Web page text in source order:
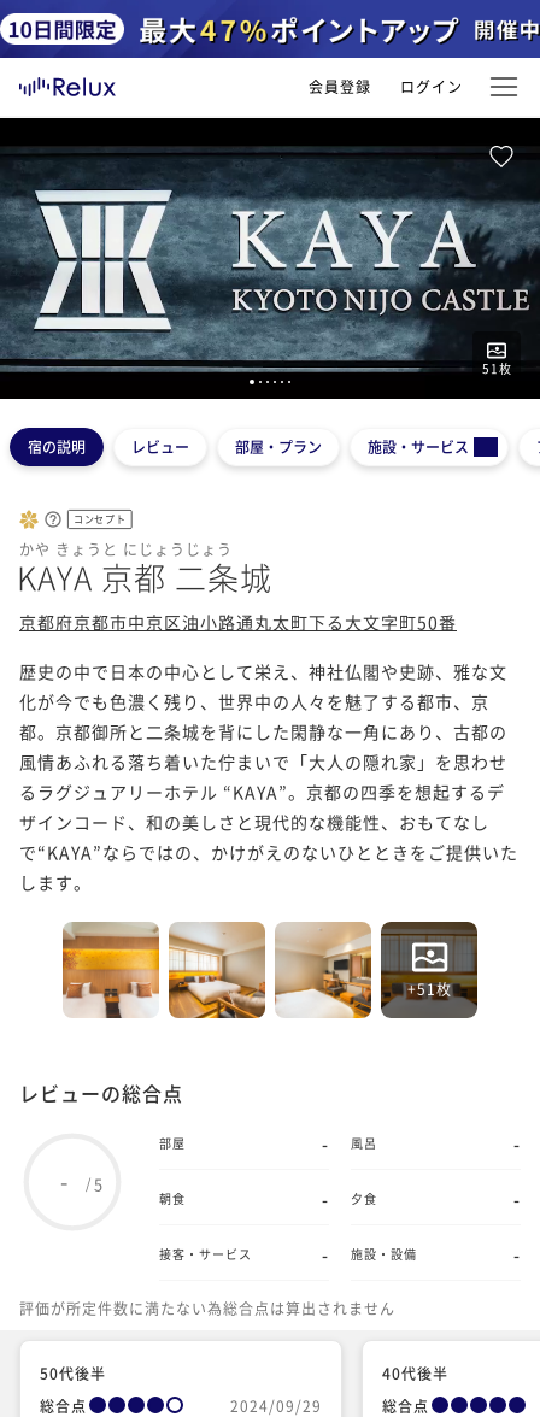
会員登録 ログイン
51 枚
1 2 3 4 5 6
宿の説明 レビュー 部屋・プラン 施設・サービス
コンセプト
かや きょうと にじょうじょう
KAYA 京都 二条城
京都府京都市中京区油小路通丸太町下る大文字町50番
歴史の中で日本の中心として栄え、神社仏閣や史跡、雅な文
化が今でも色濃く残り、世界中の人々を魅了する都市、京
都。京都御所と二条城を背にした閑静な一角にあり、古都の
風情あふれる落ち着いた佇まいで「大人の隠れ家」を思わせ
るラグジュアリーホテル “KAYA”。京都の四季を想起するデ
ザインコード、和の美しさと現代的な機能性、おもてなし
で“KAYA”ならではの、かけがえのないひとときをご提供いた
します。
+51枚
レビューの総合点
- /5
部屋 - 風呂 -
朝食 - 夕食 -
接客・サービス - 施設・設備 -
評価が所定件数に満たない為総合点は算出されません
50代後半
総合点
2024/09/29
40代後半
総合点